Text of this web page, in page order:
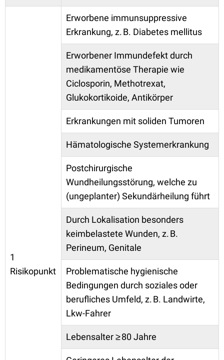
1
Risikopunkt
Erworbene immunsuppressive
Erkrankung, z. B. Diabetes mellitus
Erworbener Immundefekt durch
medikamentöse Therapie wie
Ciclosporin, Methotrexat,
Glukokortikoide, Antikörper
Erkrankungen mit soliden Tumoren
Hämatologische Systemerkrankung
Postchirurgische
Wundheilungsstörung, welche zu
(ungeplanter) Sekundärheilung führt
Durch Lokalisation besonders
keimbelastete Wunden, z. B.
Perineum, Genitale
Problematische hygienische
Bedingungen durch soziales oder
berufliches Umfeld, z. B. Landwirte,
Lkw-Fahrer
Lebensalter ≥ 80 Jahre